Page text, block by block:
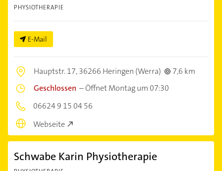
PHYSIOTHERAPIE
E-Mail
Hauptstr. 17,36266 Heringen (Werra)
7,6 km
Geschlossen –Öffnet Montag um 07:30
06624 9 15 04 56
Webseite
Schwabe Karin Physiotherapie